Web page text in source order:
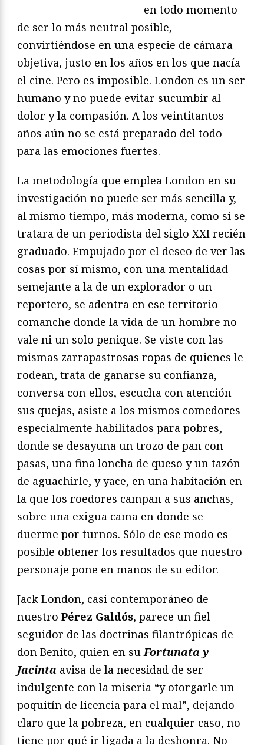
en todo momento
de ser lo más neutral posible,
convirtiéndose en una especie de cámara
objetiva, justo en los años en los que nacía
el cine. Pero es imposible. London es un ser
humano y no puede evitar sucumbir al
dolor y la compasión. A los veintitantos
años aún no se está preparado del todo
para las emociones fuertes.
La metodología que emplea London en su
investigación no puede ser más sencilla y,
al mismo tiempo, más moderna, como si se
tratara de un periodista del siglo XXI recién
graduado. Empujado por el deseo de ver las
cosas por sí mismo, con una mentalidad
semejante a la de un explorador o un
reportero, se adentra en ese territorio
comanche donde la vida de un hombre no
vale ni un solo penique. Se viste con las
mismas zarrapastrosas ropas de quienes le
rodean, trata de ganarse su confianza,
conversa con ellos, escucha con atención
sus quejas, asiste a los mismos comedores
especialmente habilitados para pobres,
donde se desayuna un trozo de pan con
pasas, una fina loncha de queso y un tazón
de aguachirle, y yace, en una habitación en
la que los roedores campan a sus anchas,
sobre una exigua cama en donde se
duerme por turnos. Sólo de ese modo es
posible obtener los resultados que nuestro
personaje pone en manos de su editor.
Jack London, casi contemporáneo de
nuestro Pérez Galdós, parece un fiel
seguidor de las doctrinas filantrópicas de
don Benito, quien en suFortunata y
Jacinta avisa de la necesidad de ser
indulgente con la miseria “y otorgarle un
poquitín de licencia para el mal”, dejando
claro que la pobreza, en cualquier caso, no
tiene por qué ir ligada a la deshonra. No